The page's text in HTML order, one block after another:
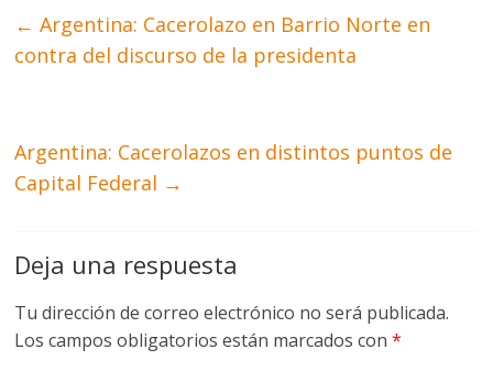
← Argentina: Cacerolazo en Barrio Norte en
contra del discurso de la presidenta
Argentina: Cacerolazos en distintos puntos de
Capital Federal →
Deja una respuesta
Tu dirección de correo electrónico no será publicada.
Los campos obligatorios están marcados con*